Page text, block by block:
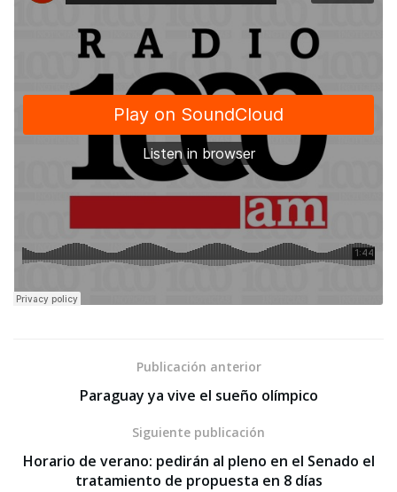
Publicación anterior
Paraguay ya vive el sueño olímpico
Siguiente publicación
Horario de verano: pedirán al pleno en el Senado el
tratamiento de propuesta en 8 días